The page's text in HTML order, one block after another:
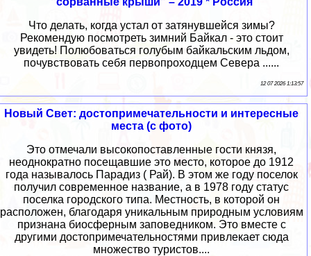
Что делать, когда устал от затянувшейся зимы?
Рекомендую посмотреть зимний Байкал - это стоит
увидеть! Полюбоваться голубым байкальским льдом,
почувствовать себя первопроходцем Севера ......
12 07 2026 1:13:57
Новый Свет: достопримечательности и интересные
места (с фото)
Это отмечали высокопоставленные гости князя,
неоднократно посещавшие это место, которое до 1912
года называлось Парадиз ( Рай). В этом же году поселок
получил современное название, а в 1978 году статус
поселка городского типа. Местность, в которой он
расположен, благодаря уникальным природным условиям
признана биосферным заповедником. Это вместе с
другими достопримечательностями привлекает сюда
множество туристов....